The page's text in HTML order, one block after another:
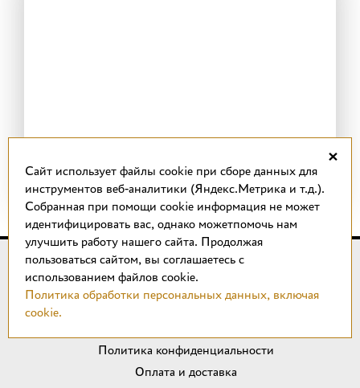
© 2018 – 2026 КОТТО design
Магазин качественной плитки, светильников, напольных
покрытий и сантехники.
Политика конфиденциальности
Оплата и доставка
×
Cайт использует файлы cookie при сборе данных для
инструментов веб-аналитики (Яндекс.Метрика и т.д.).
Собранная при помощи cookie информация не может
идентифицировать вас, однако можетпомочь нам
улучшить работу нашего сайта. Продолжая
пользоваться сайтом, вы соглашаетесь с
использованием файлов cookie.
Политика обработки персональных данных, включая
cookie.